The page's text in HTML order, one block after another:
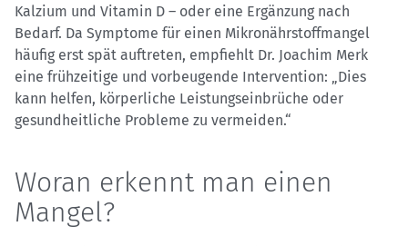
Kalzium und Vitamin D – oder eine Ergänzung nach
Bedarf. Da Symptome für einen Mikronährstoffmangel
häufig erst spät auftreten, empfiehlt Dr. Joachim Merk
eine frühzeitige und vorbeugende Intervention: „Dies
kann helfen, körperliche Leistungseinbrüche oder
gesundheitliche Probleme zu vermeiden.“
Woran erkennt man einen
Mangel?